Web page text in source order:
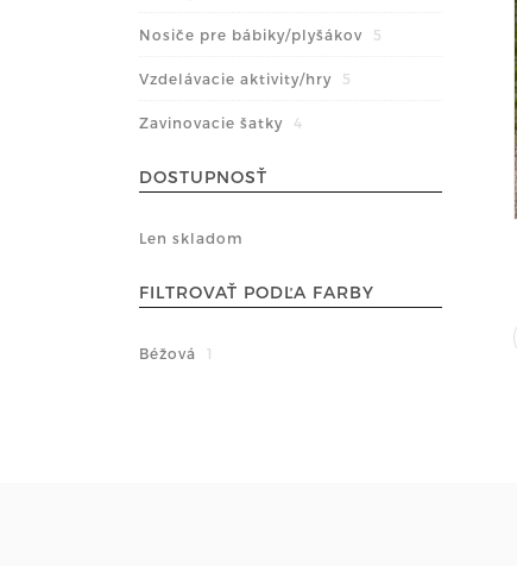
Nosiče pre bábiky/plyšákov 5
Vzdelávacie aktivity/hry 5
Zavinovacie šatky 4
DOSTUPNOSŤ
Len skladom
FILTROVAŤ PODĽA FARBY
Béžová 1